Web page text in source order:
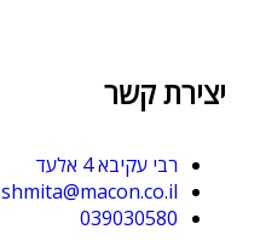
יצירת קשר
רבי עקיבא 4 אלעד
shmita@macon.co.il
039030580